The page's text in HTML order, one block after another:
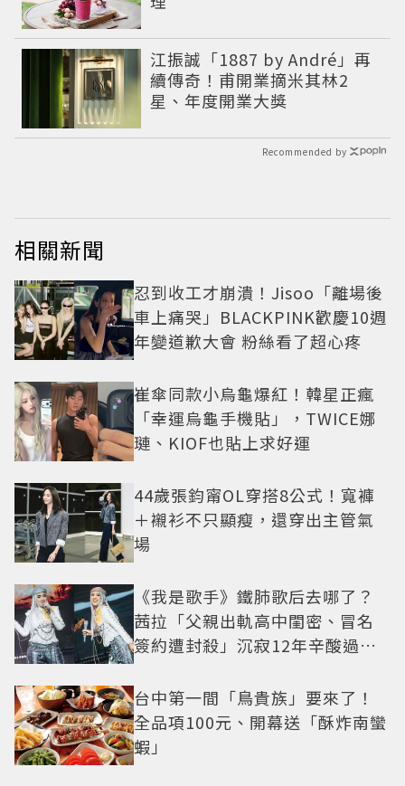
江振誠「1887 by André」再
續傳奇！甫開業摘米其林2
星、年度開業大獎
Recommended by
相關新聞
忍到收工才崩潰！Jisoo「離場後
車上痛哭」BLACKPINK歡慶10週
年變道歉大會 粉絲看了超心疼
崔傘同款小烏龜爆紅！韓星正瘋
「幸運烏龜手機貼」，TWICE娜
璉、KIOF也貼上求好運
44歲張鈞甯OL穿搭8公式！寬褲
＋襯衫不只顯瘦，還穿出主管氣
場
《我是歌手》鐵肺歌后去哪了？
茜拉「父親出軌高中閨密、冒名
簽約遭封殺」沉寂12年辛酸過往
台中第一間「鳥貴族」要來了！
全品項100元、開幕送「酥炸南蠻
蝦」